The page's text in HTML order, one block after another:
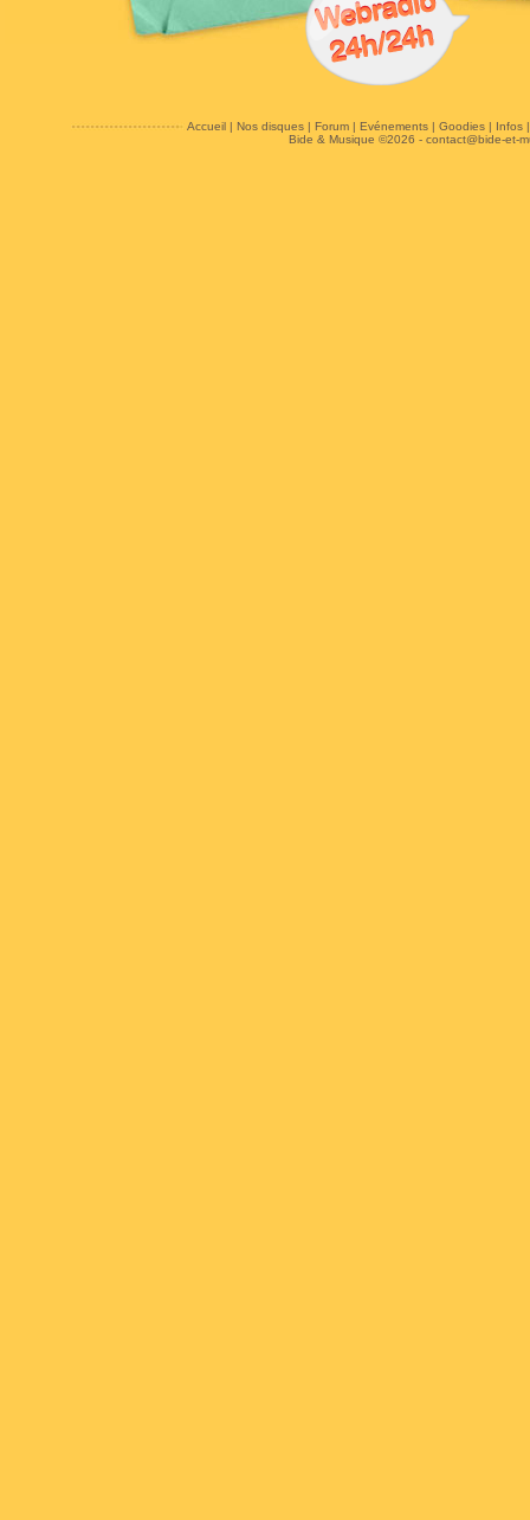
Accueil| Nos disques| Forum| Evénements| Goodies| Infos
Bide & Musique ©2026 - contact@bide-et-